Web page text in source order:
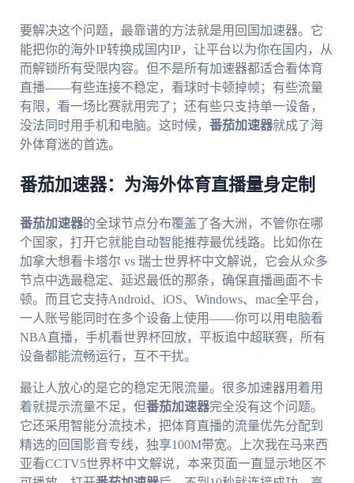
要解决这个问题，最靠谱的方法就是用回国加速器。它
能把你的海外IP转换成国内IP，让平台以为你在国内，从
而解锁所有受限内容。但不是所有加速器都适合看体育
直播——有些连接不稳定，看球时卡顿掉帧；有些流量
有限，看一场比赛就用完了；还有些只支持单一设备，
没法同时用手机和电脑。这时候， 番茄加速器就成了海
外体育迷的首选。
番茄加速器：为海外体育直播量身定制
番茄加速器的全球节点分布覆盖了各大洲，不管你在哪
个国家，打开它就能自动智能推荐最优线路。比如你在
加拿大想看卡塔尔 vs 瑞士世界杯中文解说，它会从众多
节点中选最稳定、延迟最低的那条，确保直播画面不卡
顿。而且它支持Android、iOS、Windows、mac全平台，
一人账号能同时在多个设备上使用——你可以用电脑看
NBA直播，手机看世界杯回放，平板追中超联赛，所有
设备都能流畅运行，互不干扰。
最让人放心的是它的稳定无限流量。很多加速器用着用
着就提示流量不足，但番茄加速器完全没有这个问题。
它还采用智能分流技术，把体育直播的流量优先分配到
精选的回国影音专线，独享100M带宽。上次我在马来西
亚看CCTV5世界杯中文解说，本来页面一直显示地区不